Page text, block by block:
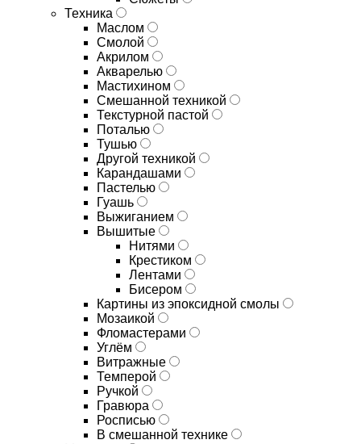
Техника
Маслом
Смолой
Акрилом
Акварелью
Мастихином
Смешанной техникой
Текстурной пастой
Поталью
Тушью
Другой техникой
Карандашами
Пастелью
Гуашь
Выжиганием
Вышитые
Нитями
Крестиком
Лентами
Бисером
Картины из эпоксидной смолы
Мозаикой
Фломастерами
Углём
Витражные
Темперой
Ручкой
Гравюра
Росписью
В смешанной технике